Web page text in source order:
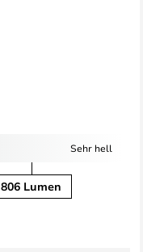
Sehr hell
806 Lumen